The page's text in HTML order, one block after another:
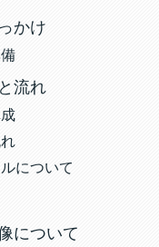
かけ
流れ
について
について